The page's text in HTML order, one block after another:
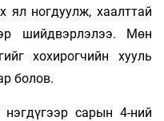
ял ногдуулж, хаалттай
шийдвэрлэлээ. Мөн
хохирогчийн хууль
болов.
сарын 4-ний